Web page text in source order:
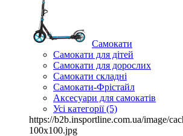
Самокати
Самокати для дітей
Самокати для дорослих
Самокати складні
Самокати-Фрістайл
Аксесуари для самокатів
Усі категорії (5)
https://b2b.insportline.com.ua/image/
100x100.jpg